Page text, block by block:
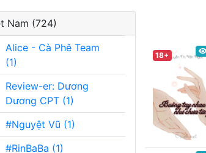
Việt Nam (724)
Alice - Cà Phê Team
(1)
Review-er: Dương
Dương CPT (1)
#Nguyệt Vũ (1)
#RinBaBa (1)
18+